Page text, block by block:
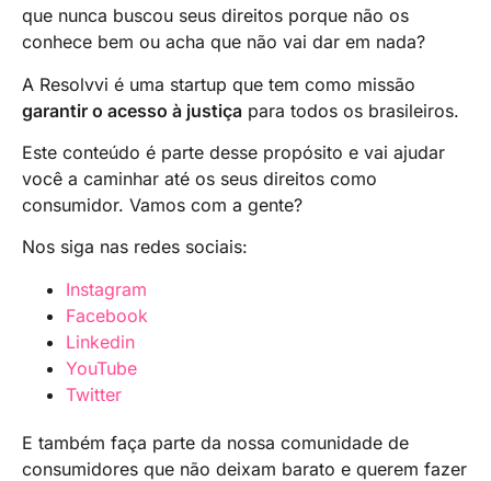
que nunca buscou seus direitos porque não os
conhece bem ou acha que não vai dar em nada?
A Resolvvi é uma startup que tem como missão
garantir o acesso à justiça para todos os brasileiros.
Este conteúdo é parte desse propósito e vai ajudar
você a caminhar até os seus direitos como
consumidor. Vamos com a gente?
Nos siga nas redes sociais:
Instagram
Facebook
Linkedin
YouTube
Twitter
E também faça parte da nossa comunidade de
consumidores que não deixam barato e querem fazer